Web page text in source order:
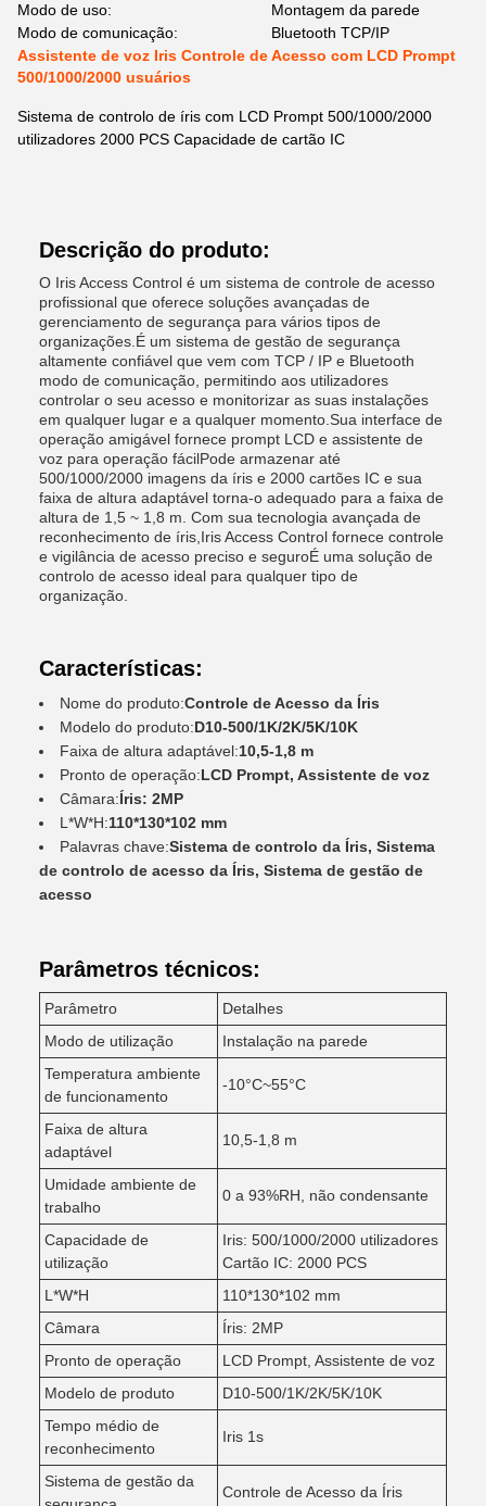
Modo de uso:
Montagem da parede
Modo de comunicação:
Bluetooth TCP/IP
Assistente de voz Iris Controle de Acesso com LCD Prompt
500/1000/2000 usuários
Sistema de controlo de íris com LCD Prompt 500/1000/2000
utilizadores 2000 PCS Capacidade de cartão IC
Descrição do produto:
O Iris Access Control é um sistema de controle de acesso
profissional que oferece soluções avançadas de
gerenciamento de segurança para vários tipos de
organizações.É um sistema de gestão de segurança
altamente confiável que vem com TCP / IP e Bluetooth
modo de comunicação, permitindo aos utilizadores
controlar o seu acesso e monitorizar as suas instalações
em qualquer lugar e a qualquer momento.Sua interface de
operação amigável fornece prompt LCD e assistente de
voz para operação fácilPode armazenar até
500/1000/2000 imagens da íris e 2000 cartões IC e sua
faixa de altura adaptável torna-o adequado para a faixa de
altura de 1,5 ~ 1,8 m. Com sua tecnologia avançada de
reconhecimento de íris,Iris Access Control fornece controle
e vigilância de acesso preciso e seguroÉ uma solução de
controlo de acesso ideal para qualquer tipo de
organização.
Características:
Nome do produto:Controle de Acesso da Íris
Modelo do produto:D10-500/1K/2K/5K/10K
Faixa de altura adaptável:10,5-1,8 m
Pronto de operação:LCD Prompt, Assistente de voz
Câmara:Íris: 2MP
L*W*H:110*130*102 mm
Palavras chave:Sistema de controlo da Íris, Sistema
de controlo de acesso da Íris, Sistema de gestão de
acesso
Parâmetros técnicos:
Parâmetro
Detalhes
Modo de utilização
Instalação na parede
Temperatura ambiente
de funcionamento
-10°C~55°C
Faixa de altura
adaptável
10,5-1,8 m
Umidade ambiente de
trabalho
0 a 93%RH, não condensante
Capacidade de
utilização
Iris: 500/1000/2000 utilizadores
Cartão IC: 2000 PCS
L*W*H
110*130*102 mm
Câmara
Íris: 2MP
Pronto de operação
LCD Prompt, Assistente de voz
Modelo de produto
D10-500/1K/2K/5K/10K
Tempo médio de
reconhecimento
Iris 1s
Sistema de gestão da
Controle de Acesso da Íris